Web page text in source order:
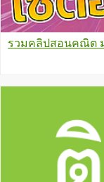
รวมคลิปสอนคณิต ม